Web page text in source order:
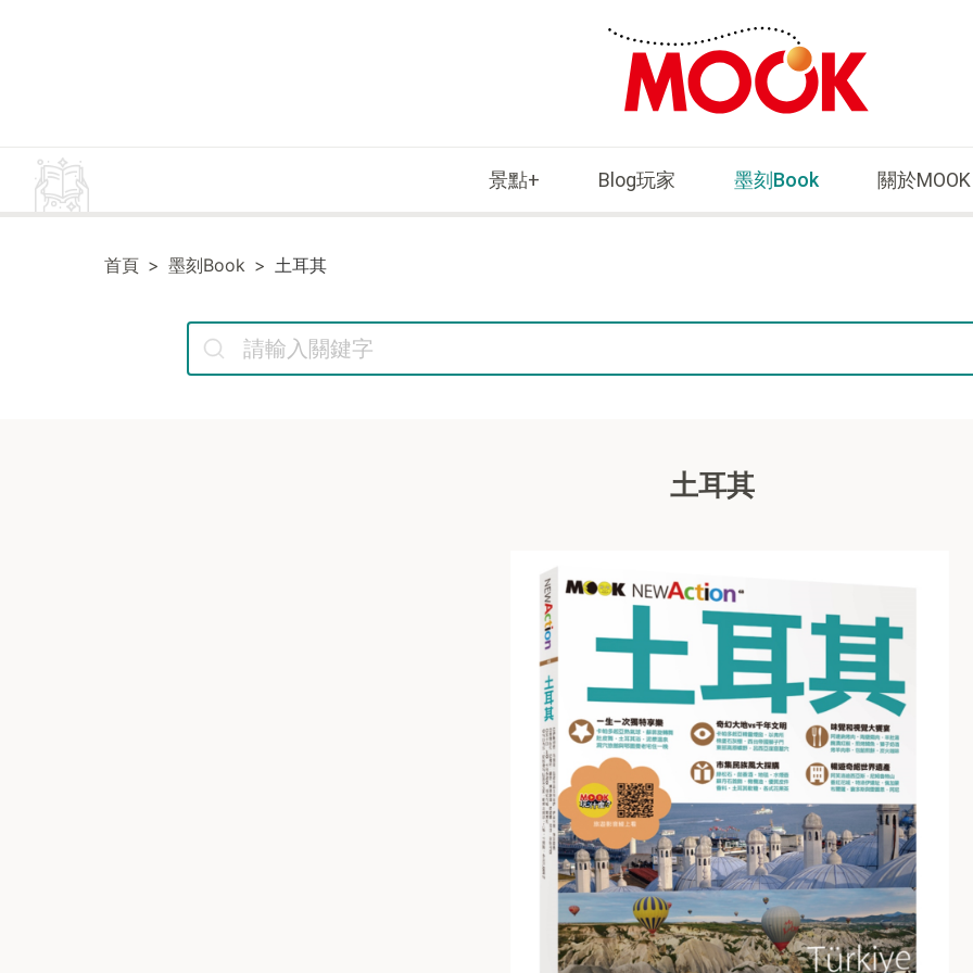
景點+ Blog玩家 墨刻Book 關於MOOK
首頁 墨刻Book 土耳其
土耳其